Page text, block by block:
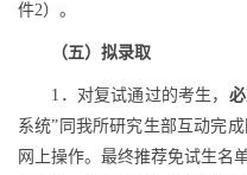
件2）。
（五）拟录取
1 ．对复试通过的考生，
系统”同我所研究生部互动完
网上操作。最终推荐免试生名